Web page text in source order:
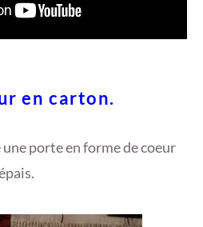
en carton.
une porte en forme de coeur